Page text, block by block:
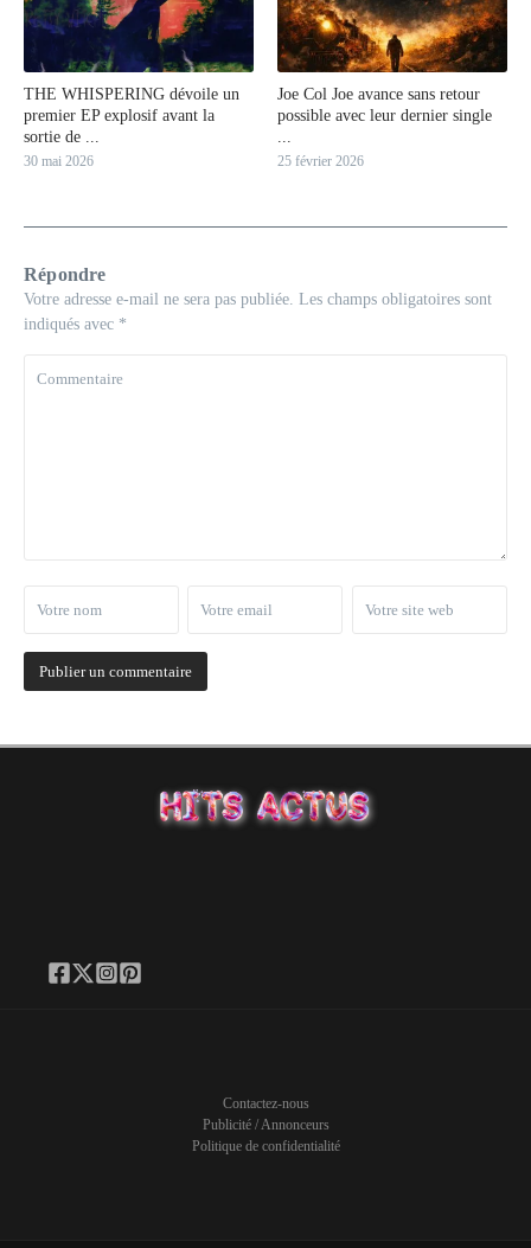
THE WHISPERING dévoile un
premier EP explosif avant la
sortie de ...
30 mai 2026
Joe Col Joe avance sans retour
possible avec leur dernier single
...
25 février 2026
Répondre
Votre adresse e-mail ne sera pas publiée. Les champs obligatoires sont
indiqués avec *
Contactez-nous
Publicité / Annonceurs
Politique de confidentialité